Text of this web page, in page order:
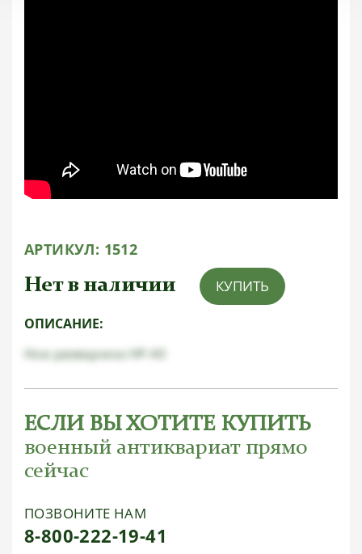
АРТИКУЛ: 1512
Нет в наличии КУПИТЬ
ОПИСАНИЕ:
Нож разведчика НР-40
ЕСЛИ ВЫ ХОТИТЕ КУПИТЬ
военный антиквариат прямо
сейчас
ПОЗВОНИТЕ НАМ
8-800-222-19-41